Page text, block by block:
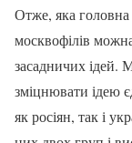
Отже, яка головна
москвофілів
засадничих ідей.
зміцнювати ідею
як росіян, так і